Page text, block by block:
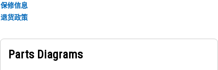
保修信息
退货政策
Parts Diagrams